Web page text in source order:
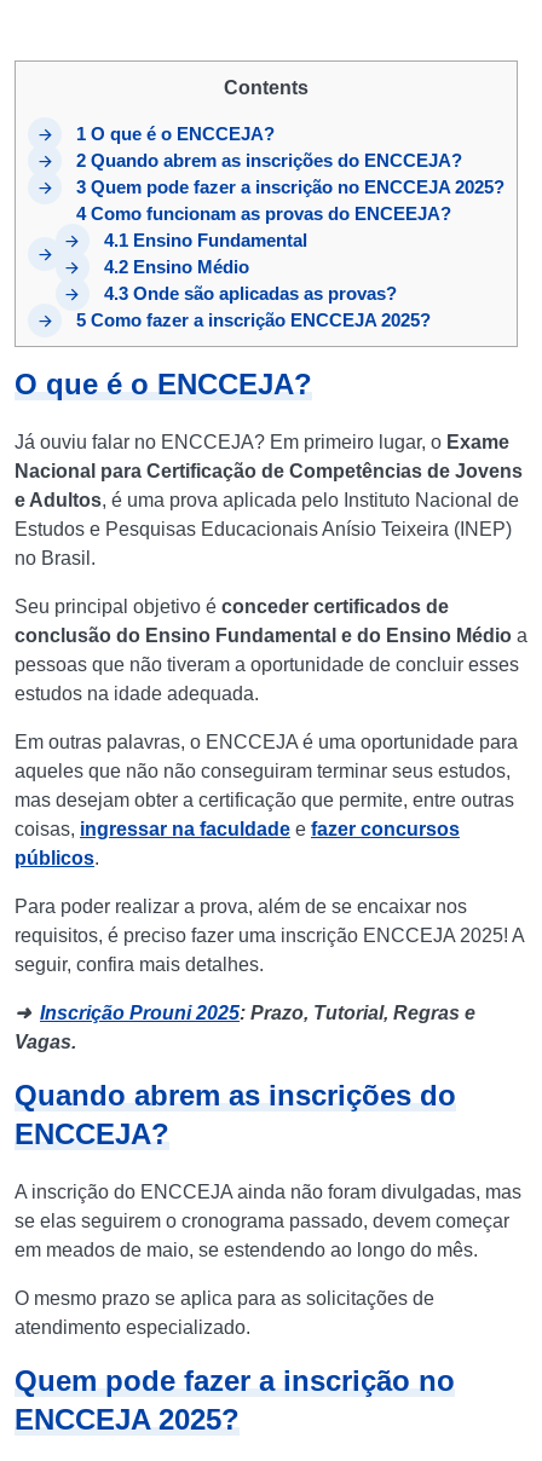
Contents
1 O que é o ENCCEJA?
2 Quando abrem as inscrições do ENCCEJA?
3 Quem pode fazer a inscrição no ENCCEJA 2025?
4Como funcionam as provas do ENCEEJA?
4.1Ensino Fundamental
4.2Ensino Médio
4.3Onde são aplicadas as provas?
5 Como fazer a inscrição ENCCEJA 2025?
O que é o ENCCEJA?
Já ouviu falar no ENCCEJA? Em primeiro lugar, o Exame
Nacional para Certificação de Competências de Jovens
e Adultos, é uma prova aplicada pelo Instituto Nacional de
Estudos e Pesquisas Educacionais Anísio Teixeira (INEP)
no Brasil.
Seu principal objetivo é conceder certificados de
conclusão do Ensino Fundamental e do Ensino Médio a
pessoas que não tiveram a oportunidade de concluir esses
estudos na idade adequada.
Em outras palavras, o ENCCEJA é uma oportunidade para
aqueles que não não conseguiram terminar seus estudos,
mas desejam obter a certificação que permite, entre outras
coisas, ingressar na faculdade e fazer concursos
públicos.
Para poder realizar a prova, além de se encaixar nos
requisitos, é preciso fazer uma inscrição ENCCEJA 2025! A
seguir, confira mais detalhes.
➜ Inscrição Prouni 2025: Prazo, Tutorial, Regras e
Vagas.
Quando abrem as inscrições do
ENCCEJA?
A inscrição do ENCCEJA ainda não foram divulgadas, mas
se elas seguirem o cronograma passado, devem começar
em meados de maio, se estendendo ao longo do mês.
O mesmo prazo se aplica para as solicitações de
atendimento especializado.
Quem pode fazer a inscrição no
ENCCEJA 2025?